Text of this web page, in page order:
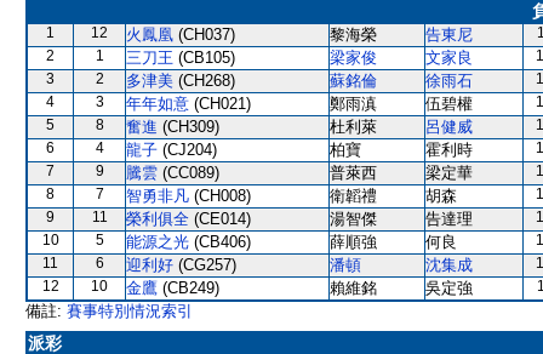
1 12 火鳳凰 (CH037) 黎海榮 告東尼
2
1 三刀王 (CB105) 梁家俊 文家良
3
2 多津美 (CH268) 蘇銘倫 徐雨石
4
3 年年如意 (CH021) 鄭雨滇 伍碧權
5
8 奮進 (CH309) 杜利萊 呂健威
6
4 龍子 (CJ204) 柏寶 霍利時
7
9 騰雲 (CC089) 普萊西 梁定華
8
7 智勇非凡 (CH008) 衛韜禮 胡森
9
11 榮利俱全 (CE014) 湯智傑 告達理
10
5 能源之光 (CB406) 薛順強 何良
11
6 迎利好 (CG257) 潘頓 沈集成
12
10 金鷹 (CB249) 賴維銘 吳定強
備註: 賽事特別情況索引
派彩